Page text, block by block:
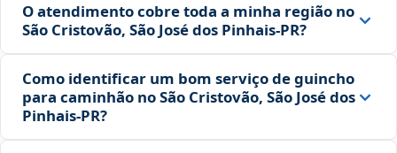
O atendimento cobre toda a minha região no
São Cristovão, São José dos Pinhais‑PR?
Como identificar um bom serviço de guincho
para caminhão no São Cristovão, São José dos
Pinhais‑PR?